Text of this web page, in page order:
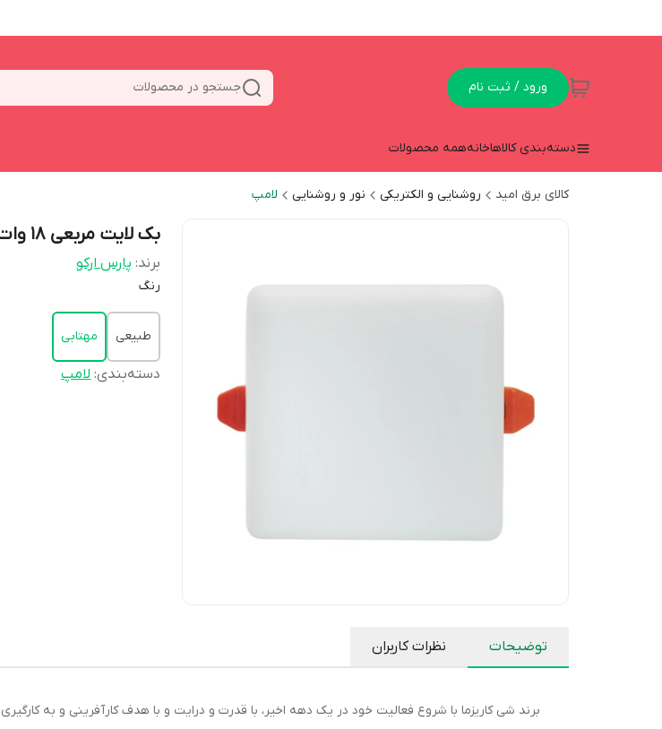
ورود / ثبت نام جستجو در محصولات
دسته‌بندی کالاهاخانههمه محصولات
کالای برق امید روشنایی و الکتریکی نور و روشنایی لامپ
بک لایت مربعی 18 وات مدل توکار
برند: پارس ارکو
رنگ
طبیعی مهتابی
دسته‌بندی:لامپ
توضیحات نظرات کاربران
برند شی کاریزما با شروع فعالیت خود در یک دهه اخیر، با قدرت و درایت و با هدف کارآفرینی و به